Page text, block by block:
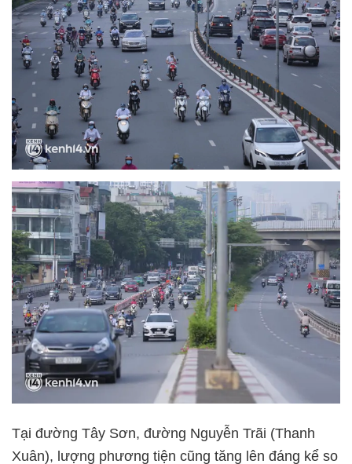
Tại đường Tây Sơn, đường Nguyễn Trãi (Thanh
Xuân), lượng phương tiện cũng tăng lên đáng kể so